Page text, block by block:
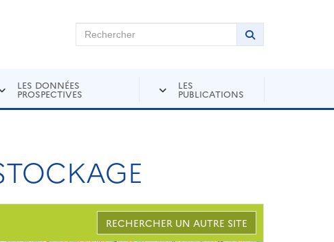
Rechercher sur Andra Inventaire Rechercher
Lancer la
LES DONNÉES
PROSPECTIVES
LES
PUBLICATIONS
RECHERCHER UN AUTRE SITE